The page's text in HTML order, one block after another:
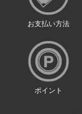
お支払い方法
ポイント